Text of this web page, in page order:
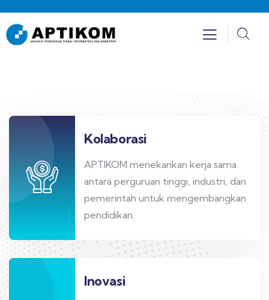
Kolaborasi
APTIKOM menekankan kerja sama
antara perguruan tinggi, industri, dan
pemerintah untuk mengembangkan
pendidikan.
Inovasi